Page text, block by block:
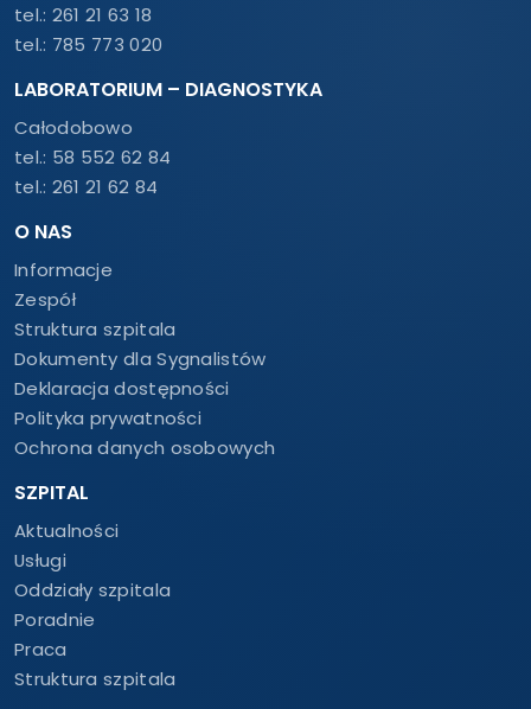
tel.: 261 21 63 18
tel.: 785 773 020
LABORATORIUM – DIAGNOSTYKA
Całodobowo
tel.: 58 552 62 84
tel.: 261 21 62 84
O NAS
Informacje
Zespół
Struktura szpitala
Dokumenty dla Sygnalistów
Deklaracja dostępności
Polityka prywatności
Ochrona danych osobowych
SZPITAL
Aktualności
Usługi
Oddziały szpitala
Poradnie
Praca
Struktura szpitala